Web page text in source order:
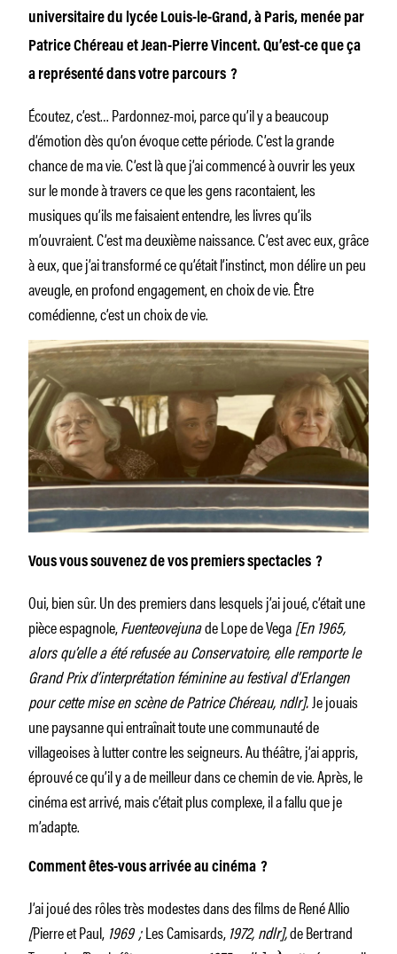
universitaire du lycée Louis-le-Grand, à Paris, menée par
Patrice Chéreau et Jean-Pierre Vincent. Qu’est-ce que ça
a représenté dans votre parcours ?
Écoutez, c’est… Pardonnez-moi, parce qu’il y a beaucoup
d’émotion dès qu’on évoque cette période. C’est la grande
chance de ma vie. C’est là que j’ai commencé à ouvrir les yeux
sur le monde à travers ce que les gens racontaient, les
musiques qu’ils me faisaient entendre, les livres qu’ils
m’ouvraient. C’est ma deuxième naissance. C’est avec eux, grâce
à eux, que j’ai transformé ce qu’était l’instinct, mon délire un peu
aveugle, en profond engagement, en choix de vie. Être
comédienne, c’est un choix de vie.
Vous vous souvenez de vos premiers spectacles ?
Oui, bien sûr. Un des premiers dans lesquels j’ai joué, c’était une
pièce espagnole,Fuenteovejunade Lope de Vega[En 1965,
alors qu’elle a été refusée au Conservatoire, elle remporte le
Grand Prix d’interprétation féminine au festival d’Erlangen
pour cette mise en scène de Patrice Chéreau, ndlr].Je jouais
une paysanne qui entraînait toute une communauté de
villageoises à lutter contre les seigneurs. Au théâtre, j’ai appris,
éprouvé ce qu’il y a de meilleur dans ce chemin de vie. Après, le
cinéma est arrivé, mais c’était plus complexe, il a fallu que je
m’adapte.
Comment êtes-vous arrivée au cinéma ?
J’ai joué des rôles très modestes dans des films de René Allio
[Pierre et Paul, 1969 ;Les Camisards,1972, ndlr],de Bertrand